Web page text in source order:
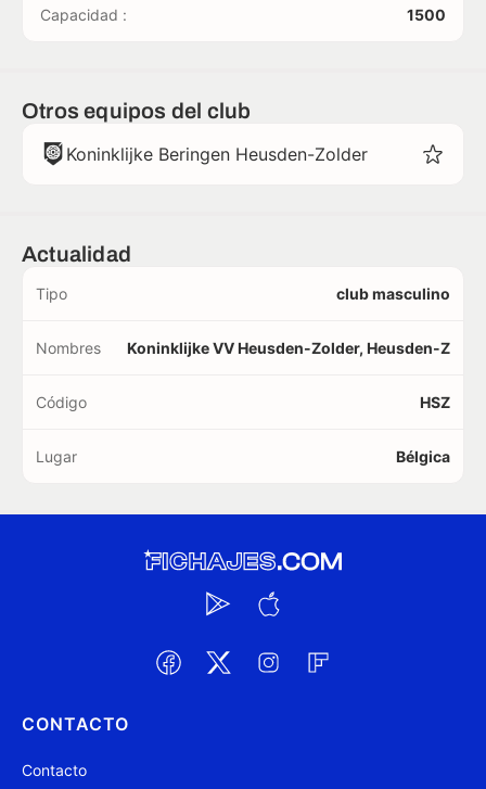
Capacidad :
1500
Otros equipos del club
Koninklijke Beringen Heusden-Zolder
Actualidad
Tipo club masculino
Nombres Koninklijke VV Heusden-Zolder, Heusden-Z
Código HSZ
Lugar Bélgica
CONTACTO
Contacto